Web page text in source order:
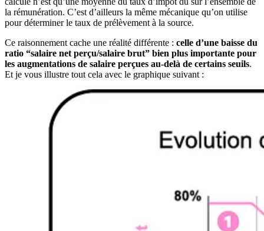
la rémunération. C’est d’ailleurs la même mécanique qu’on utilise
pour déterminer le taux de prélèvement à la source.
Ce raisonnement cache une réalité différente : celle d’une baisse du
ratio “salaire net perçu/salaire brut” bien plus importante pour
les augmentations de salaire perçues au-delà de certains seuils.
Et je vous illustre tout cela avec le graphique suivant :